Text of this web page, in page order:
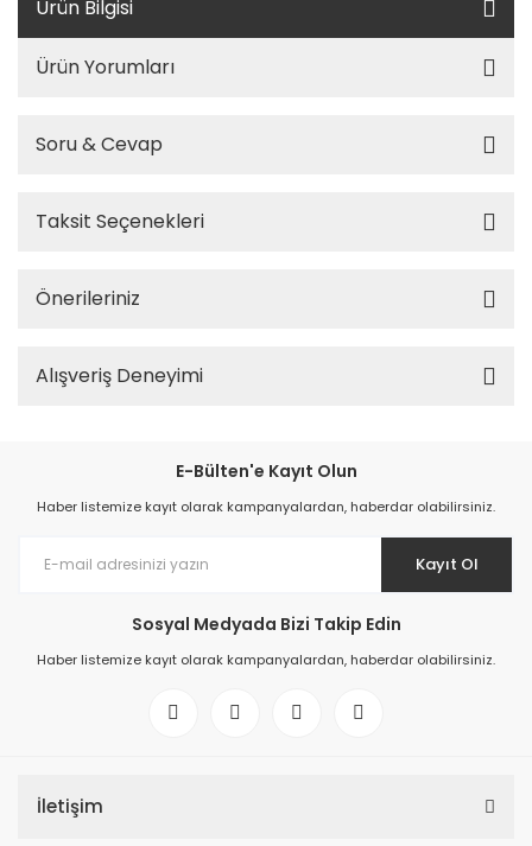
Ürün Bilgisi
Ürün Yorumları
Soru & Cevap
Taksit Seçenekleri
Önerileriniz
Alışveriş Deneyimi
E-Bülten'e Kayıt Olun
Haber listemize kayıt olarak kampanyalardan, haberdar olabilirsiniz.
Kayıt Ol
Sosyal Medyada Bizi Takip Edin
Haber listemize kayıt olarak kampanyalardan, haberdar olabilirsiniz.
İletişim